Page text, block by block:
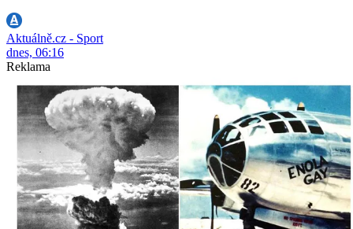
Aktuálně.cz - Sport
dnes, 06:16
Reklama